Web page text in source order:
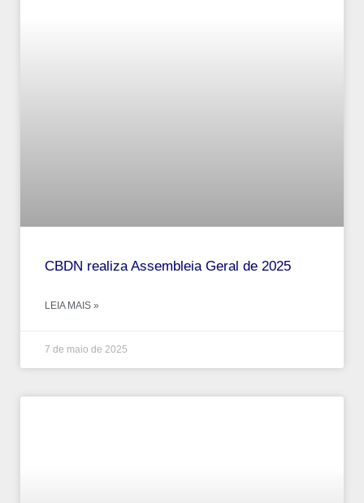
CBDN realiza Assembleia Geral de 2025
LEIA MAIS »
7 de maio de 2025